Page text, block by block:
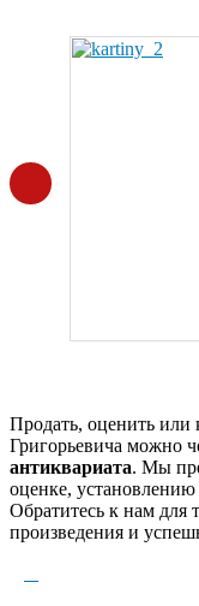
Продать, оценить или
Григорьевича можно
антиквариата. Мы
оценке,
Обратитесь к нам для
произведения и